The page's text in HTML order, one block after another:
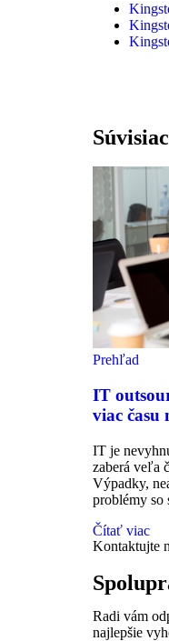
Prehľad
IT
viac času
IT je
zaberá veľa
Výpadky,
problémy so
Čítať viac
Kontaktujte
Radi vám
najlepšie